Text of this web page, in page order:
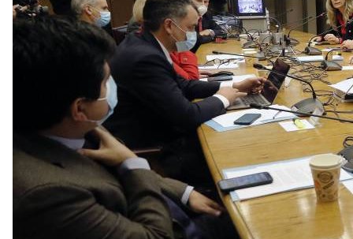
Dato en Pauta Señal 2
Contenido Patrocinado